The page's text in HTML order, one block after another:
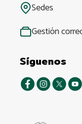
Sedes
Gestión
Síguenos